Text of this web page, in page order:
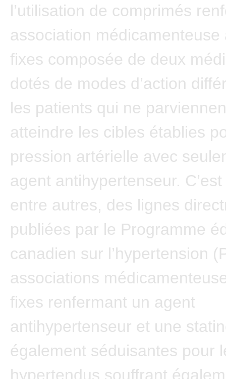
l’utilisation de comprimés
association médicamenteuse
fixes composée de deux
dotés de modes d’action
les patients qui ne
atteindre les cibles établies
pression artérielle avec
agent antihypertenseur.
entre autres, des lignes
publiées par le Programme
canadien sur l’hypertension
associations
fixes renfermant un agent
antihypertenseur et une
également séduisantes pour
hypertendus souffrant